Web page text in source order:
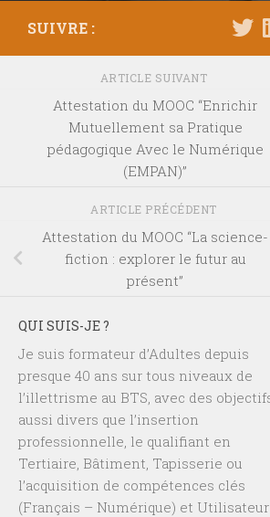
SUIVRE :
ARTICLE SUIVANT
Attestation du MOOC “Enrichir
Mutuellement sa Pratique
pédagogique Avec le Numérique
(EMPAN)”
ARTICLE PRÉCÉDENT
Attestation du MOOC “La science-
fiction : explorer le futur au
présent”
QUI SUIS-JE ?
Je suis formateur d’Adultes depuis
presque 40 ans sur tous niveaux de
l’illettrisme au BTS, avec des
aussi divers que l’insertion
professionnelle, le qualifiant en
Tertiaire, Bâtiment, Tapisserie ou
l’acquisition de compétences clés
(Français – Numérique) et